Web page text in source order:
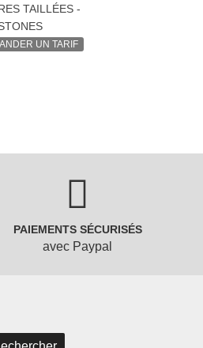
TAILLÉES -
UN TARIF
PAIEMENTS SÉCURISÉS
avec Paypal